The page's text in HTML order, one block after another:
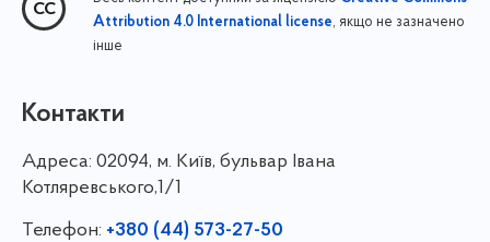
Attribution 4.0 International license, якщо не зазначено
інше
Контакти
Адреса: 02094, м. Київ, бульвар Івана
Котляревського,1/1
Телефон: +380 (44) 573-27-50